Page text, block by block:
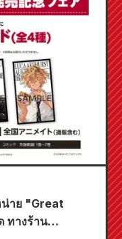
น่าย "Great
ทางร้าน